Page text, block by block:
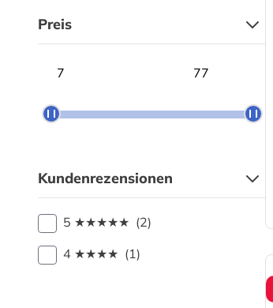
Preis
Kundenrezensionen
5 ★★★★★ (2)
4 ★★★★ (1)